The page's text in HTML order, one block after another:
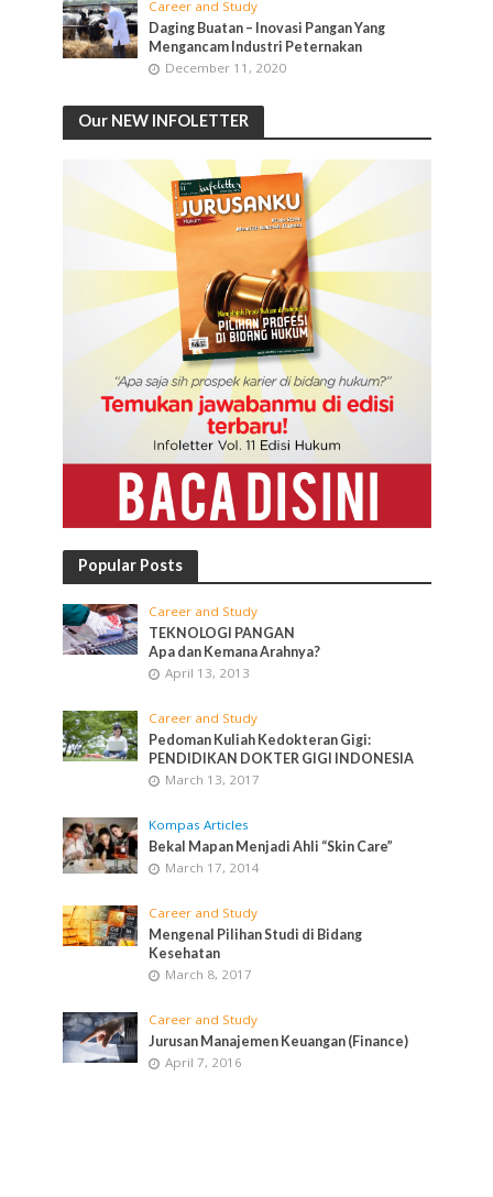
Career and Study
Daging Buatan – Inovasi Pangan Yang
Mengancam Industri Peternakan
December 11, 2020
Our NEW INFOLETTER
Popular Posts
Career and Study
TEKNOLOGI PANGAN
Apa dan Kemana Arahnya?
April 13, 2013
Career and Study
Pedoman Kuliah Kedokteran Gigi:
PENDIDIKAN DOKTER GIGI INDONESIA
March 13, 2017
Kompas Articles
Bekal Mapan Menjadi Ahli “Skin Care”
March 17, 2014
Career and Study
Mengenal Pilihan Studi di Bidang
Kesehatan
March 8, 2017
Career and Study
Jurusan Manajemen Keuangan (Finance)
April 7, 2016